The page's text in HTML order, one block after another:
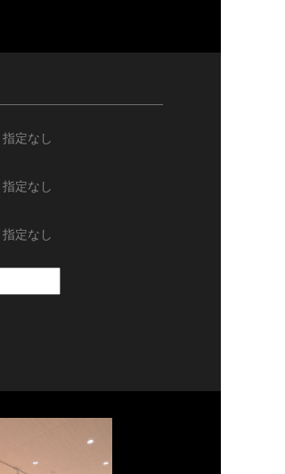
指定なし
指定なし
指定なし